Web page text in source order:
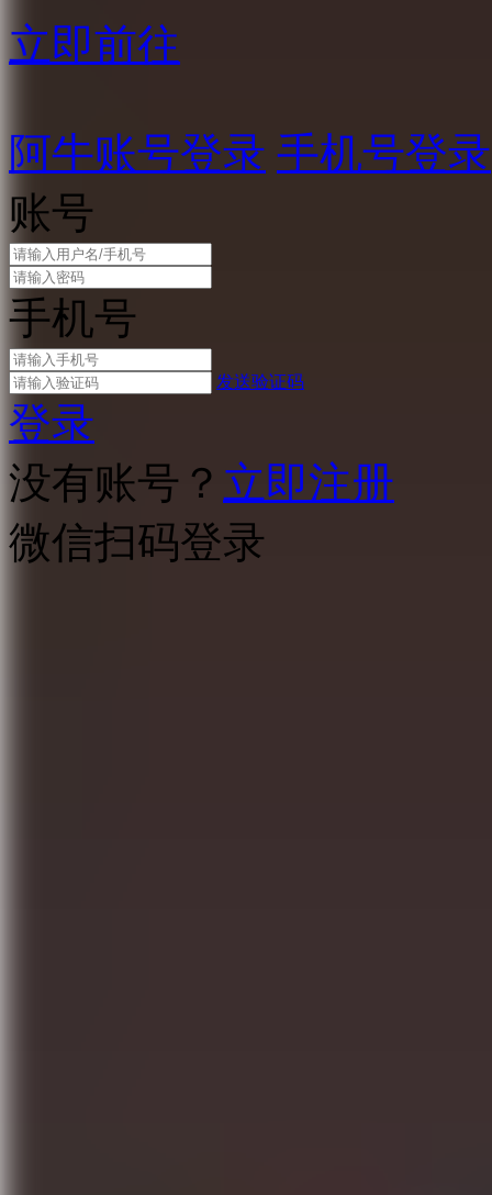
立即前往
阿牛账号登录 手机号登录
账号
手机号
发送验证码
登录
没有账号？ 立即注册
微信扫码登录